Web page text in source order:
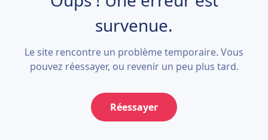
survenue.
Le site rencontre un problème temporaire. Vous
pouvez réessayer, ou revenir un peu plus tard.
Réessayer